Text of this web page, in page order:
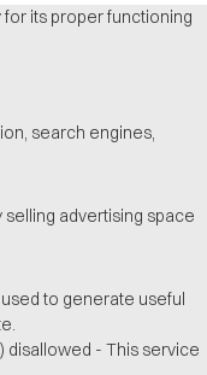
its proper functioning
search engines,
advertising space
to generate useful
disallowed - This service